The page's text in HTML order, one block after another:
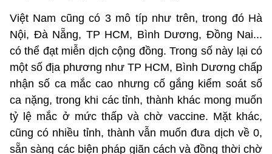
Việt Nam cũng có 3 mô típ như trên, trong đó Hà
Nội, Đà Nẵng, TP HCM, Bình Dương, Đồng Nai...
có thể đạt miễn dịch cộng đồng. Trong số này lại có
một số địa phương như TP HCM, Bình Dương chấp
nhận số ca mắc cao nhưng cố gắng kiểm soát số
ca nặng, trong khi các tỉnh, thành khác mong muốn
tỷ lệ mắc ở mức thấp và chờ vaccine. Mặt khác,
cũng có nhiều tỉnh, thành vẫn muốn đưa dịch về 0,
sẵn sàng các biện pháp giãn cách và đồng thời chờ